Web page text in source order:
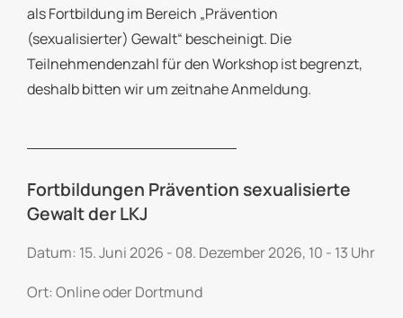
als Fortbildung im Bereich „Prävention
(sexualisierter) Gewalt“ bescheinigt. Die
Teilnehmendenzahl für den Workshop ist begrenzt,
deshalb bitten wir um zeitnahe Anmeldung.
Fortbildungen Prävention sexualisierte
Gewalt der LKJ
Datum: 15. Juni 2026 - 08. Dezember 2026, 10 - 13 Uhr
Ort: Online oder Dortmund